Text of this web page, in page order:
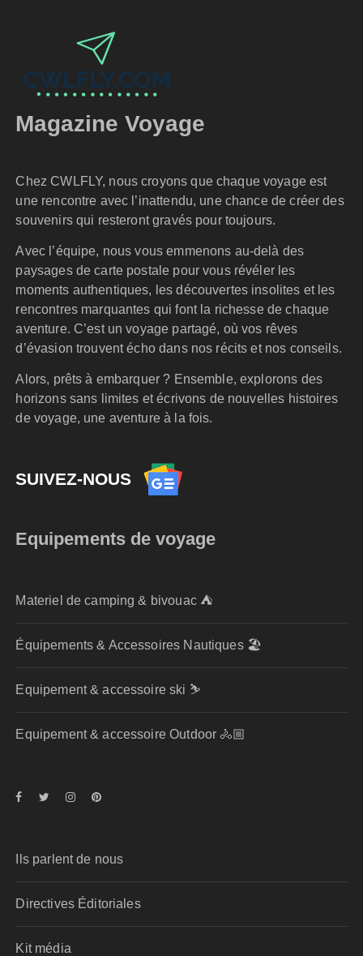
Magazine Voyage
Chez CWLFLY, nous croyons que chaque voyage est
une rencontre avec l’inattendu, une chance de créer des
souvenirs qui resteront gravés pour toujours.
Avec l’équipe, nous vous emmenons au-delà des
paysages de carte postale pour vous révéler les
moments authentiques, les découvertes insolites et les
rencontres marquantes qui font la richesse de chaque
aventure. C’est un voyage partagé, où vos rêves
d’évasion trouvent écho dans nos récits et nos conseils.
Alors, prêts à embarquer ? Ensemble, explorons des
horizons sans limites et écrivons de nouvelles histoires
de voyage, une aventure à la fois.
SUIVEZ-NOUS
Equipements de voyage
Materiel de camping & bivouac ⛺
Équipements & Accessoires Nautiques 🏖️
Equipement & accessoire ski ⛷️
Equipement & accessoire Outdoor 🚴🏼
Ils parlent de nous
Directives Éditoriales
Kit média